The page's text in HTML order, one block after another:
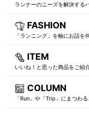
ランナーのニーズを解決する
FASHION
「ランニング」を軸にお話を
ITEM
いいね！と思った商品をご紹
COLUMN
「Run」や「Trip」にまつわ